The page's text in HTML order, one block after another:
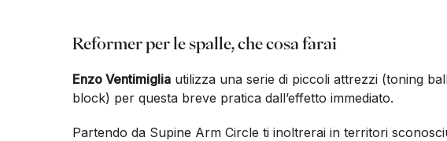
Reformer per le spalle, che cosa farai
Enzo Ventimiglia utilizza una serie di piccoli attrezzi (toning
block) per questa breve pratica dall’effetto immediato.
Partendo da Supine Arm Circle ti inoltrerai in territori